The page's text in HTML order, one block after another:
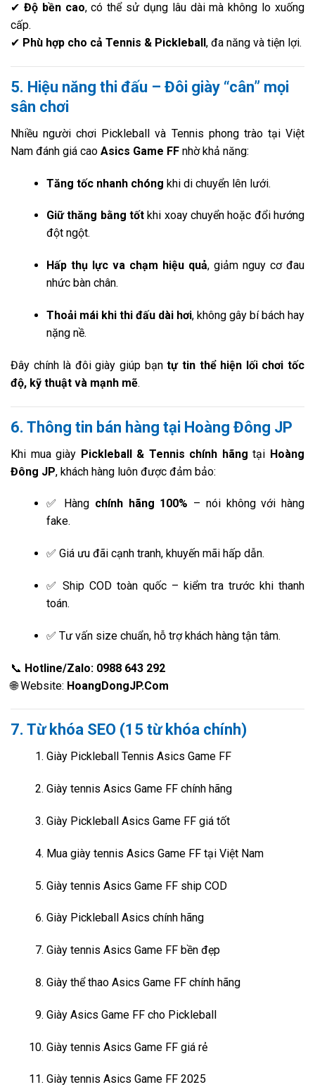
✔ Độ bền cao, có thể sử dụng lâu dài mà không lo xuống
cấp.
✔ Phù hợp cho cả Tennis & Pickleball, đa năng và tiện lợi.
5. Hiệu năng thi đấu – Đôi giày “cân” mọi
sân chơi
Nhiều người chơi Pickleball và Tennis phong trào tại Việt
Nam đánh giá cao Asics Game FF nhờ khả năng:
Tăng tốc nhanh chóng khi di chuyển lên lưới.
Giữ thăng bằng tốtkhi xoay chuyển hoặc đổi hướng
đột ngột.
Hấp thụ lực va chạm hiệu quả, giảm nguy cơ đau
nhức bàn chân.
Thoải mái khi thi đấu dài hơi, không gây bí bách hay
nặng nề.
Đây chính là đôi giày giúp bạntự tin thể hiện lối chơi tốc
độ, kỹ thuật và mạnh mẽ.
6. Thông tin bán hàng tại Hoàng Đông JP
Khi mua giày Pickleball & Tennis chính hãng tại Hoàng
Đông JP, khách hàng luôn được đảm bảo:
✅ Hàng chính hãng 100% – nói không với hàng
fake.
✅ Giá ưu đãi cạnh tranh, khuyến mãi hấp dẫn.
✅ Ship COD toàn quốc – kiểm tra trước khi thanh
toán.
✅ Tư vấn size chuẩn, hỗ trợ khách hàng tận tâm.
📞 Hotline/Zalo: 0988 643 292
🌐 Website: HoangDongJP.Com
7. Từ khóa SEO (15 từ khóa chính)
Giày Pickleball Tennis Asics Game FF
Giày tennis Asics Game FF chính hãng
Giày Pickleball Asics Game FF giá tốt
Mua giày tennis Asics Game FF tại Việt Nam
Giày tennis Asics Game FF ship COD
Giày Pickleball Asics chính hãng
Giày tennis Asics Game FF bền đẹp
Giày thể thao Asics Game FF chính hãng
Giày Asics Game FF cho Pickleball
Giày tennis Asics Game FF giá rẻ
Giày tennis Asics Game FF 2025